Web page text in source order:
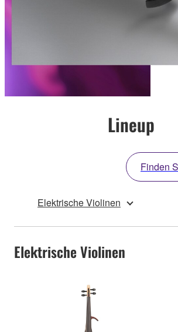
Lineup
Finden
Elektrische Violinen
Elektrische Violinen